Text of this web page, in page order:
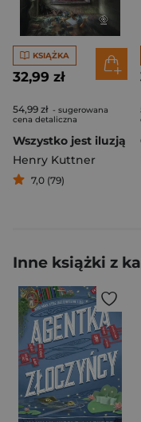
KSIĄŻKA
32,99 zł
54,99 zł - sugerowana
cena detaliczna
Wszystko jest iluzją
Henry Kuttner
7,0 (79)
Inne książki z